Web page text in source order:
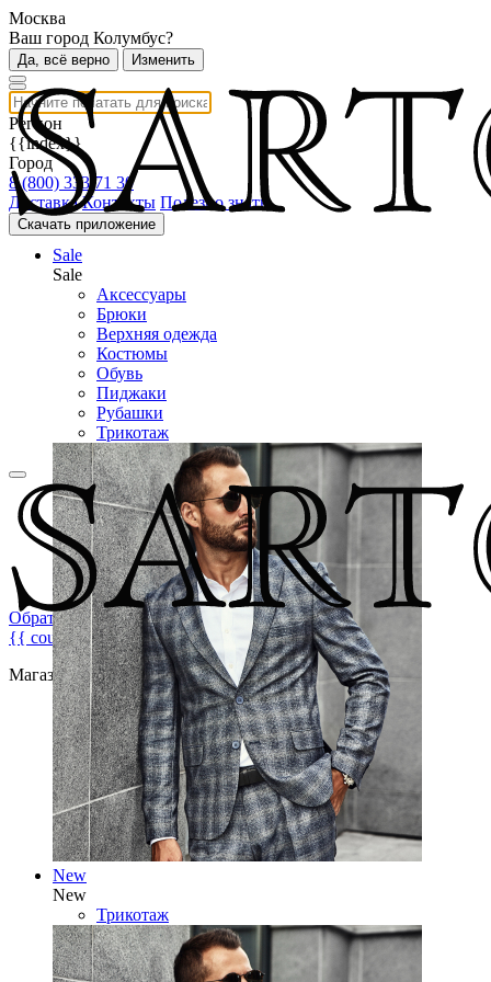
Москва
Ваш город Колумбус?
Да, всё верно Изменить
Регион
{{index}}
Город
8 (800) 333 71 30
Доставка Контакты Полезно знать
Скачать приложение
Обратная связь
{{ count }}
Магазин брендовой мужской одежды
Sale
Sale
Аксессуары
Брюки
Верхняя одежда
Костюмы
Обувь
Пиджаки
Рубашки
Трикотаж
New
New
Трикотаж